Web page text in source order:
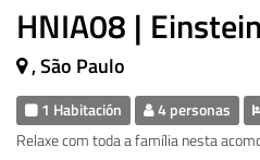
HNIA08 |
, São Paulo
1 Habitación 4 personas
Relaxe com toda a família nesta